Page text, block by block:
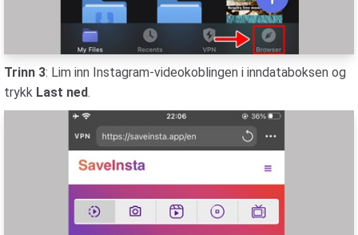
Trinn 3: Lim inn Instagram-videokoblingen i inndataboksen og
trykk Last ned.